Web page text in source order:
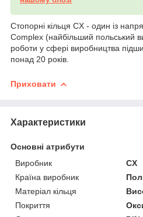
Стопорні кільця CX - один із
Complex (найбільший польський
роботи у сфері виробництва
понад 20 років.
Приховати
Характеристики
Основні атрибути
Виробник
CX
Країна виробник
Матеріал кільця
Покриття